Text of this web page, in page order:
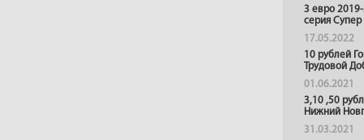
3 евро
серия
17.05.2022
10 рублей
Трудовой
01.06.2021
3,10 ,50
Нижний
31.03.2021